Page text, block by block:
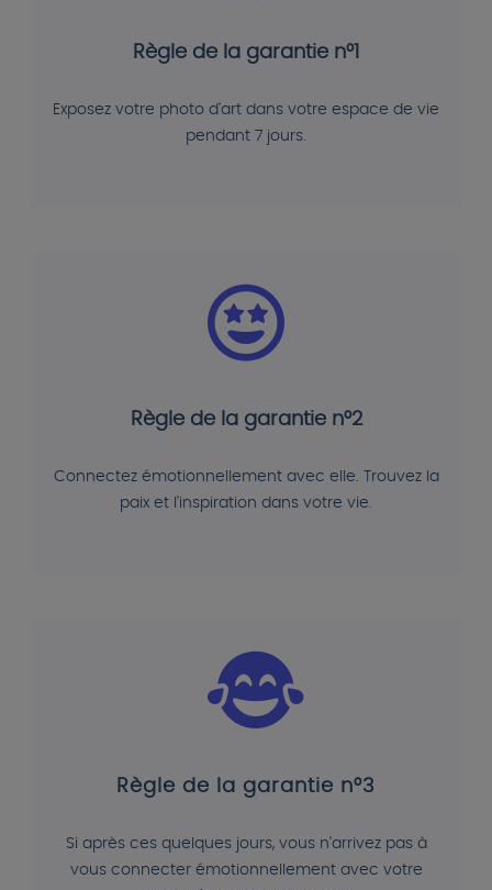
Règle de la garantie n°1
Exposez votre photo d'art dans votre espace de vie
pendant 7 jours.
Règle de la garantie n°2
Connectez émotionnellement avec elle. Trouvez la
paix et l'inspiration dans votre vie.
Règle de la garantie n°3
Si après ces quelques jours, vous n'arrivez pas à
vous connecter émotionnellement avec votre